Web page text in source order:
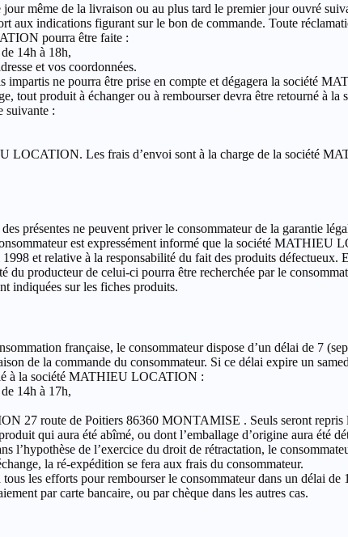
même de la livraison ou au plus tard le premier jour ouvré
aux indications figurant sur le bon de commande. Toute
pourra être faite :
14h à 18h,
et vos coordonnées.
impartis ne pourra être prise en compte et dégagera la société
tout produit à échanger ou à rembourser devra être retourné à
suivante :
LOCATION. Les frais d’envoi sont à la charge de la société
présentes ne peuvent priver le consommateur de la garantie
est expressément informé que la société MATHIEU
et relative à la responsabilité du fait des produits défectueux.
du producteur de celui-ci pourra être recherchée par le
indiquées sur les fiches produits.
française, le consommateur dispose d’un délai de 7
de la commande du consommateur. Si ce délai expire un
à la société MATHIEU LOCATION :
14h à 17h,
27 route de Poitiers 86360 MONTAMISE . Seuls seront repris
qui aura été abîmé, ou dont l’emballage d’origine aura été
l’hypothèse de l’exercice du droit de rétractation, le
la ré-expédition se fera aux frais du consommateur.
les efforts pour rembourser le consommateur dans un délai de
par carte bancaire, ou par chèque dans les autres cas.